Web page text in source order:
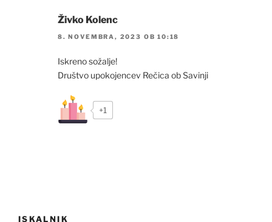
Živko Kolenc
8. NOVEMBRA, 2023 OB 10:18
Iskreno sožalje!
Društvo upokojencev Rečica ob Savinji
+1
ISKALNIK